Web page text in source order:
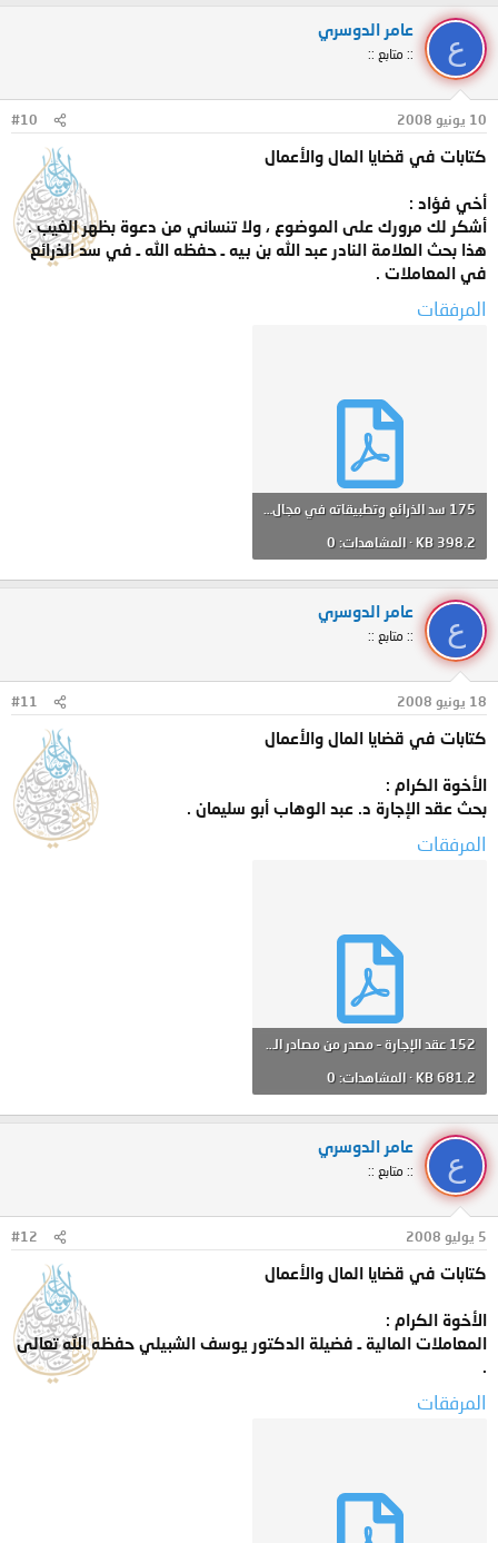
ع
عامر الدوسري
:: متابع ::
10 يونيو 2008 #10
كتابات في قضايا المال والأعمال
أخي فؤاد :
أشكر لك مرورك على الموضوع ، ولا تنساني من دعوة بظهر الغيب .
هذا بحث العلامة النادر عبد الله بن بيه ـ حفظه الله ـ في سد الذرائع
في المعاملات .
المرفقات
175 سد الذرائع وتطبيقاته في مجال المعاملات.pdf
398.2 KB · المشاهدات: 0
ع
عامر الدوسري
:: متابع ::
18 يونيو 2008 #11
كتابات في قضايا المال والأعمال
الأخوة الكرام :
بحث عقد الإجارة د. عبد الوهاب أبو سليمان .
المرفقات
152 عقد الإجارة – مصدر من مصادر التمويل الإسلامية.pdf
681.2 KB · المشاهدات: 0
ع
عامر الدوسري
:: متابع ::
5 يوليو 2008 #12
كتابات في قضايا المال والأعمال
الأخوة الكرام :
المعاملات المالية ـ فضيلة الدكتور يوسف الشبيلي حفظه الله تعالى
.
المرفقات